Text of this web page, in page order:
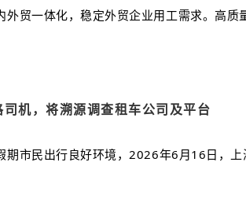
贸一体化，稳定外贸企业用工需求。高
机，将溯源调查租车公司及平台
市民出行良好环境，2026年6月16日，